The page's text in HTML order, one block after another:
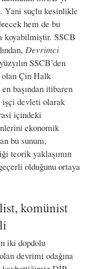
Yani suçlu kesinlikle
hem de bu
koyabilmiştir. SSCB
Devrimci
SSCB’den
Çin Halk
başından itibaren
işçi devleti olarak
içindeki
ekonomik
bu sunum,
teorik yaklaşımın
olduğunu ortaya
komünist
iki dopdolu
devrimi odağına